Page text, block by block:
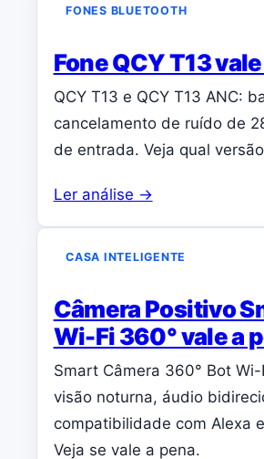
FONES BLUETOOTH
Fone QCY T13
QCY T13 e QCY T13 ANC:
cancelamento de ruído de
de entrada. Veja qual
Ler análise →
CASA INTELIGENTE
Câmera Positivo
Wi-Fi 360° vale a
Smart Câmera 360° Bot
visão noturna, áudio
compatibilidade com Alexa
Veja se vale a pena.